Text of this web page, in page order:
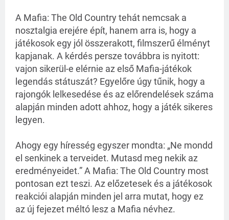
A Mafia: The Old Country tehát nemcsak a
nosztalgia erejére épít, hanem arra is, hogy a
játékosok egy jól összerakott, filmszerű élményt
kapjanak. A kérdés persze továbbra is nyitott:
vajon sikerül-e elérnie az első Mafia-játékok
legendás státuszát? Egyelőre úgy tűnik, hogy a
rajongók lelkesedése és az előrendelések száma
alapján minden adott ahhoz, hogy a játék sikeres
legyen.
Ahogy egy híresség egyszer mondta: „Ne mondd
el senkinek a terveidet. Mutasd meg nekik az
eredményeidet.” A Mafia: The Old Country most
pontosan ezt teszi. Az előzetesek és a játékosok
reakciói alapján minden jel arra mutat, hogy ez
az új fejezet méltó lesz a Mafia névhez.